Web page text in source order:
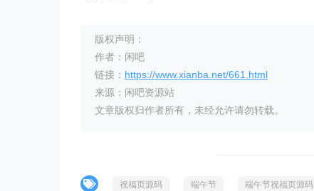
版权声明：
作者：闲吧
链接： https://www.xianba.net/661.html
来源：闲吧资源站
文章版权归作者所有，未经允许请勿转载。
祝福页源码 端午节 端午节祝福页源码